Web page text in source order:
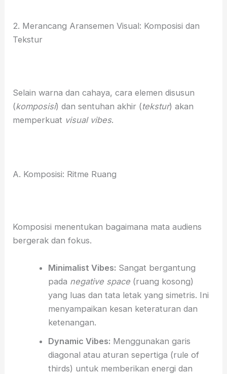
2. Merancang Aransemen Visual: Komposisi dan
Tekstur
Selain warna dan cahaya, cara elemen disusun
(komposisi) dan sentuhan akhir (tekstur) akan
memperkuat visual vibes.
A. Komposisi: Ritme Ruang
Komposisi menentukan bagaimana mata audiens
bergerak dan fokus.
Minimalist Vibes: Sangat bergantung
pada negative space(ruang kosong)
yang luas dan tata letak yang simetris. Ini
menyampaikan kesan keteraturan dan
ketenangan.
Dynamic Vibes: Menggunakan garis
diagonal atau aturan sepertiga (rule of
thirds) untuk memberikan energi dan